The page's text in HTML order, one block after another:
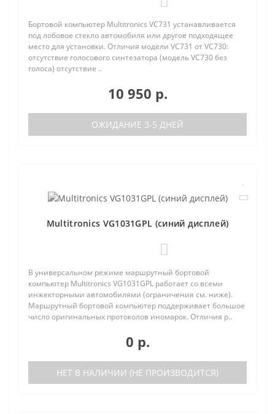
Бортовой компьютер Multitronics VC731 устанавливается
под лобовое стекло автомобиля или другое подходящее
место для установки. Отличия модели VC731 от VC730:
отсутствие голосового синтезатора (модель VC730 без
голоса) отсутствие ..
10 950 р.
ОЖИДАНИЕ 3-5 ДНЕЙ
Multitronics VG1031GPL (синий дисплей)
В универсальном режиме маршрутный бортовой
компьютер Multitronics VG1031GPL работает со всеми
инжекторными автомобилями (ограничения см. ниже).
Маршрутный бортовой компьютер поддерживает большое
число оригинальных протоколов иномарок. Отличия р..
0 р.
НЕТ В НАЛИЧИИ (НЕ ПРОИЗВОДИТСЯ)